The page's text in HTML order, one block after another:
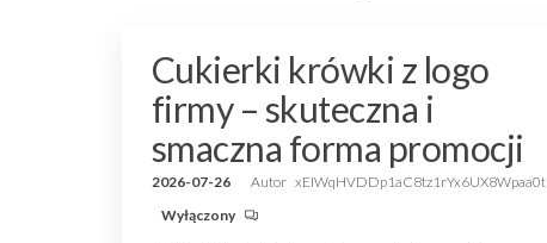
Cukierki krówki z logo
firmy – skuteczna i
smaczna forma promocji
2026-07-26 Autor xEIWqHVDDp1aC8tz1rYx6UX8Wpaa0t
Wyłączony